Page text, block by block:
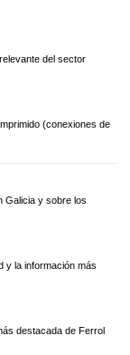
del sector
(conexiones de
Galicia y sobre los
y la información más
destacada de Ferrol